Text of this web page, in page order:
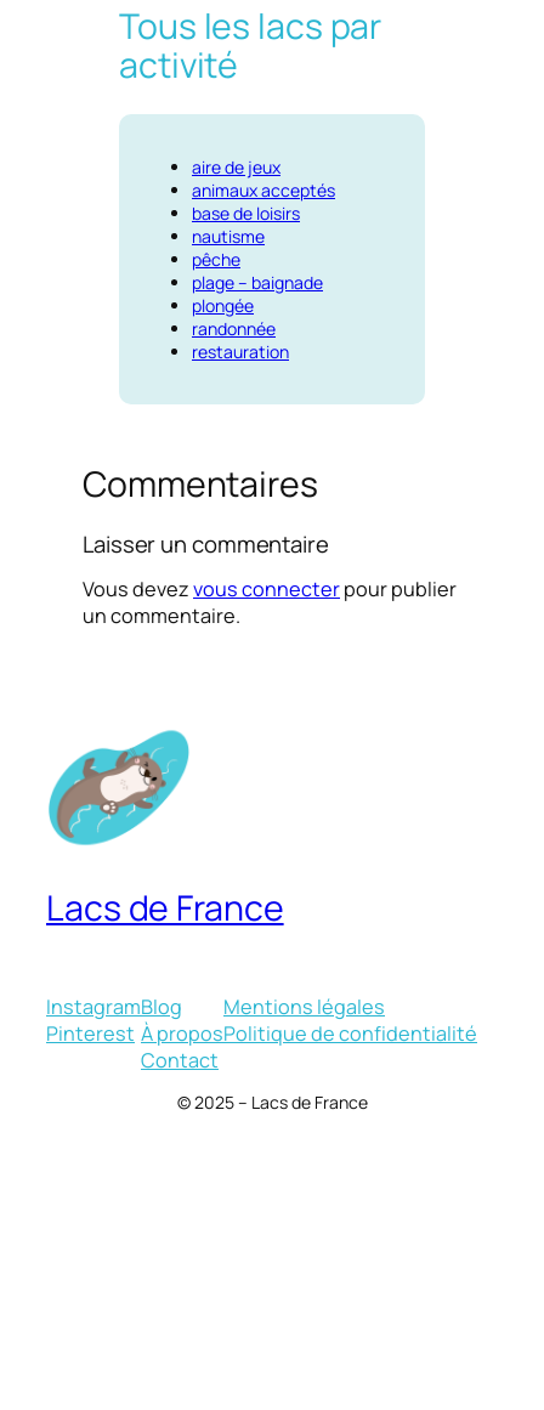
Tous les lacs par
activité
aire de jeux
animaux acceptés
base de loisirs
nautisme
pêche
plage – baignade
plongée
randonnée
restauration
Commentaires
Laisser un commentaire
Vous devezvous connecterpour publier
un commentaire.
Lacs de France
Instagram
Pinterest
Blog
À propos
Contact
Mentions légales
Politique de confidentialité
© 2025 – Lacs de France